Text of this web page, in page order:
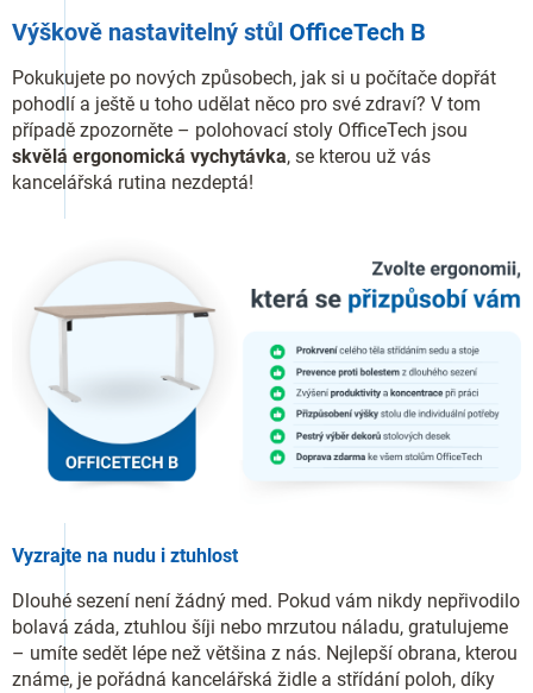
Výškově nastavitelný stůl OfficeTech B
Pokukujete po nových způsobech, jak si u počítače dopřát
pohodlí a ještě u toho udělat něco pro své zdraví? V tom
případě zpozorněte – polohovací stoly OfficeTech jsou
skvělá ergonomická vychytávka, se kterou už vás
kancelářská rutina nezdeptá!
Vyzrajte na nudu i ztuhlost
Dlouhé sezení není žádný med. Pokud vám nikdy nepřivodilo
bolavá záda, ztuhlou šíji nebo mrzutou náladu, gratulujeme
– umíte sedět lépe než většina z nás. Nejlepší obrana, kterou
známe, je pořádná kancelářská židle a střídání poloh, díky